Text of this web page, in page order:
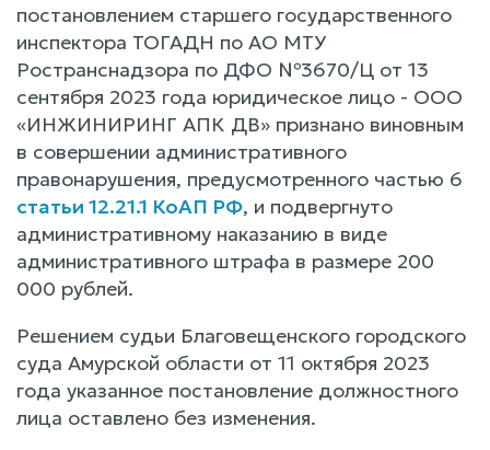
постановлением старшего государственного
инспектора ТОГАДН по АО МТУ
Ространснадзора по ДФО №3670/Ц от 13
сентября 2023 года юридическое лицо - ООО
«ИНЖИНИРИНГ АПК ДВ» признано виновным
в совершении административного
правонарушения, предусмотренного частью 6
статьи 12.21.1 КоАП РФ, и подвергнуто
административному наказанию в виде
административного штрафа в размере 200
000 рублей.
Решением судьи Благовещенского городского
суда Амурской области от 11 октября 2023
года указанное постановление должностного
лица оставлено без изменения.